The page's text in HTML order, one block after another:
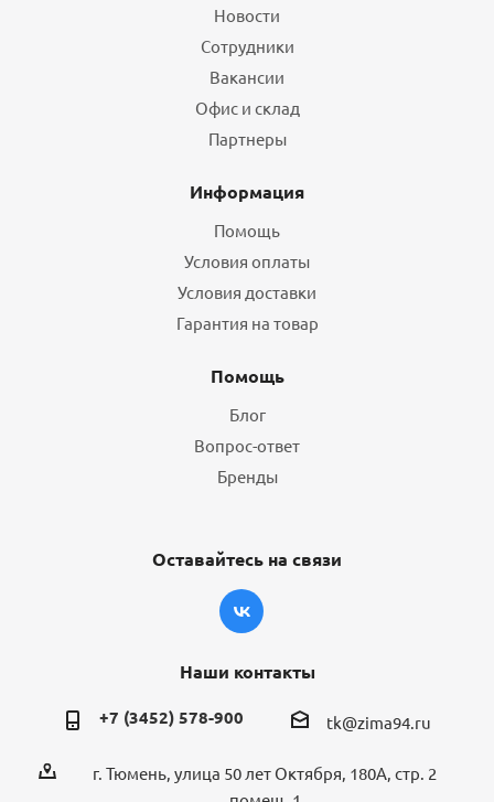
Новости
Сотрудники
Вакансии
Офис и склад
Партнеры
Информация
Помощь
Условия оплаты
Условия доставки
Гарантия на товар
Помощь
Блог
Вопрос-ответ
Бренды
Оставайтесь на связи
Наши контакты
+7 (3452) 578-900 tk@zima94.ru
г. Тюмень, улица 50 лет Октября, 180А, стр. 2